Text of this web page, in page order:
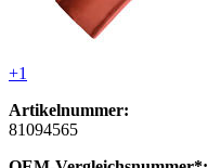
+1
Artikelnummer:
81094565